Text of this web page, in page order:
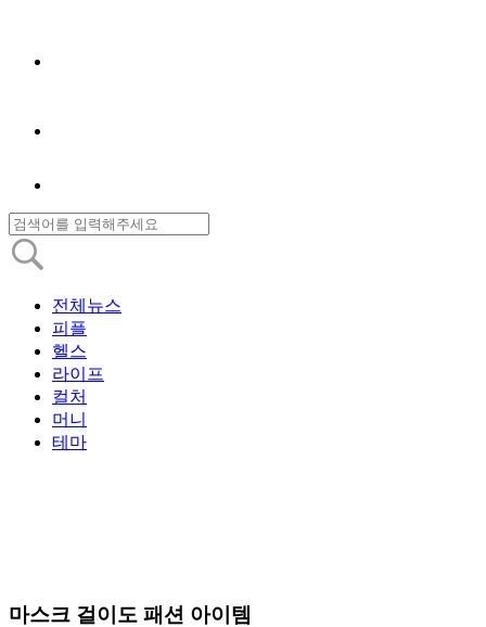
전체뉴스
피플
헬스
라이프
컬처
머니
테마
마스크 걸이도 패션 아이템